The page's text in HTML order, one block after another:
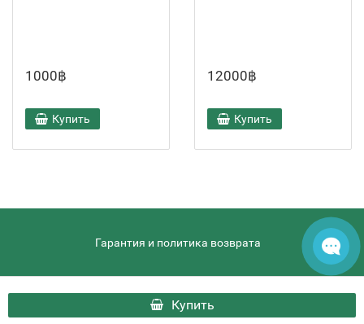
Купить
1000฿
Купить
12000฿
Купить
Гарантия и политика возврата
hqdthai.ru - HQD Thai © 2026